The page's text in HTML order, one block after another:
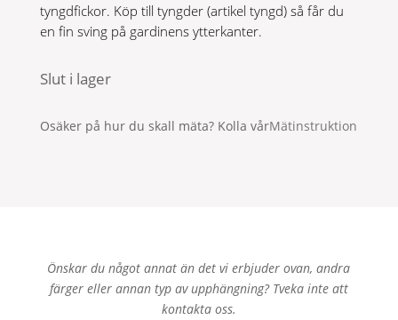
tyngdfickor. Köp till tyngder (artikel tyngd) så får du
en fin sving på gardinens ytterkanter.
Slut i lager
Osäker på hur du skall mäta? Kolla vårMätinstruktion
Önskar du något annat än det vi erbjuder ovan, andra
färger eller annan typ av upphängning? Tveka inte att
kontakta oss.